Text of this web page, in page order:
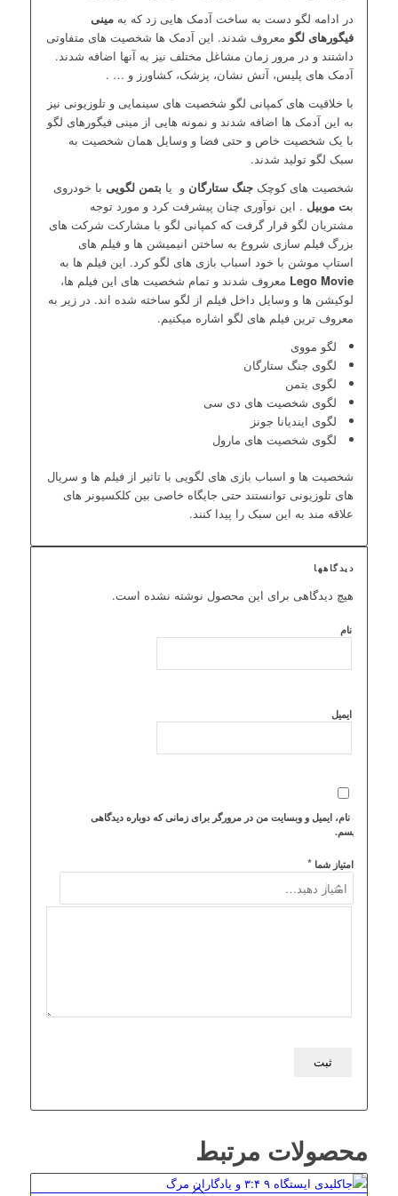
در ادامه لگو دست به ساخت آدمک هایی زد که به مینی
فیگورهای لگو معروف شدند. این آدمک ها شخصیت های متفاوتی
داشتند و در مرور زمان مشاغل مختلف نیز به آنها اضافه شدند.
آدمک های پلیس، آتش نشان، پزشک، کشاورز و … .
با خلاقیت های کمپانی لگو شخصیت های سینمایی و تلوزیونی نیز
به این آدمک ها اضافه شدند و نمونه هایی از مینی فیگورهای لگو
با یک شخصیت خاص و حتی فضا و وسایل همان شخصیت به
سبک لگو تولید شدند.
شخصیت های کوچک جنگ ستارگان و یا بتمن لگویی با خودروی
بت موبیل . این نوآوری چنان پیشرفت کرد و مورد توجه
مشتریان لگو قرار گرفت که کمپانی لگو با مشارکت شرکت های
بزرگ فیلم سازی شروع به ساختن انیمیشن ها و فیلم های
استاپ موشن با خود اسباب بازی های لگو کرد. این فیلم ها به
Lego Movie معروف شدند و تمام شخصیت های این فیلم ها،
لوکیشن ها و وسایل داخل فیلم از لگو ساخته شده اند. در زیر به
معروف ترین فیلم های لگو اشاره میکنیم.
لگو مووی
لگوی جنگ ستارگان
لگوی بتمن
لگوی شخصیت های دی سی
لگوی ایندیانا جونز
لگوی شخصیت های مارول
شخصیت ها و اسباب بازی های لگویی با تاثیر از فیلم ها و سریال
های تلوزیونی توانستند حتی جایگاه خاصی بین کلکسیونر های
علاقه مند به این سبک را پیدا کنند.
دیدگاهها
هیچ دیدگاهی برای این محصول نوشته نشده است.
نام
ایمیل
ذخیره نام، ایمیل و وبسایت من در مرورگر برای زمانی که دوباره دیدگاهی
می‌نویسم.
امتیاز شما *
محصولات مرتبط